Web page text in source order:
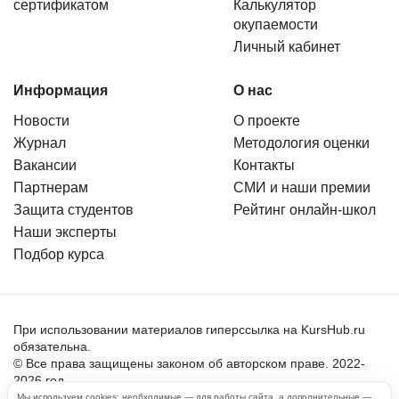
для улучшения работы мозга.
сертификатом
Калькулятор
окупаемости
Личный кабинет
Информация
Новости
Журнал
Вакансии
Партнерам
Защита студентов
Наши эксперты
Подбор курса
О нас
О проекте
Методология оценки
Контакты
СМИ и наши премии
Рейтинг онлайн-школ
При использовании материалов гиперссылка на KursHub.ru
обязательна.
© Все права защищены законом об авторском праве. 2022-
2026 год.
Мы используем cookies: необходимые — для работы сайта, а дополнительные —